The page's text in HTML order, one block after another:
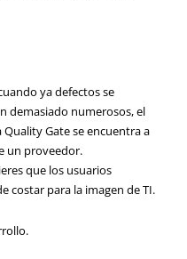
ya defectos se
demasiado numerosos, el
Gate se encuentra a
un proveedor.
que los usuarios
costar para la imagen de TI.